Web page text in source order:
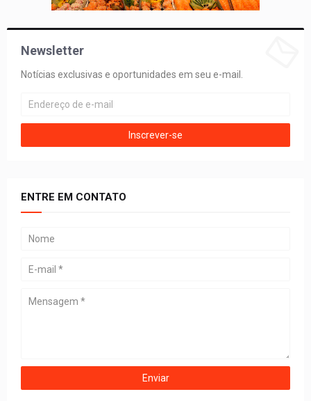
Newsletter
Notícias exclusivas e oportunidades em seu e-mail.
ENTRE EM CONTATO